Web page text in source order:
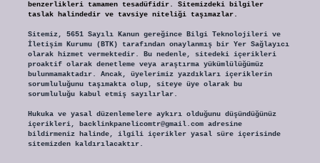
benzerlikleri tamamen tesadüfidir. Sitemizdeki bilgiler
taslak halindedir ve tavsiye niteliği taşımazlar.
Sitemiz, 5651 Sayılı Kanun gereğince Bilgi Teknolojileri ve
İletişim Kurumu (BTK) tarafından onaylanmış bir Yer Sağlayıcı
olarak hizmet vermektedir. Bu nedenle, sitedeki içerikleri
proaktif olarak denetleme veya araştırma yükümlülüğümüz
bulunmamaktadır. Ancak, üyelerimiz yazdıkları içeriklerin
sorumluluğunu taşımakta olup, siteye üye olarak bu
sorumluluğu kabul etmiş sayılırlar.
Hukuka ve yasal düzenlemelere aykırı olduğunu düşündüğünüz
içerikleri, backlinkpanelicomtr@gmail.comadresine
bildirmeniz halinde, ilgili içerikler yasal süre içerisinde
sitemizden kaldırılacaktır.